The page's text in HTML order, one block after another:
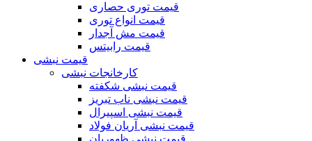
قیمت توری حصاری
قیمت انواع توری
قیمت مش آجدار
قیمت رابیتس
قیمت نبشی
کارخانجات نبشی
قیمت نبشی شکفته
قیمت نبشی ناب تبریز
قیمت نبشی اسپیرال
قیمت نبشی آریان فولاد
قیمت نبشی ظهوریان